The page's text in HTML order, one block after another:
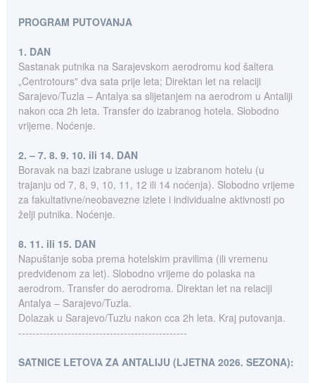
PROGRAM PUTOVANJA
1. DAN
Sastanak putnika na Sarajevskom aerodromu kod šaltera
„Centrotours" dva sata prije leta; Direktan let na relaciji
Sarajevo/Tuzla – Antalya sa slijetanjem na aerodrom u Antaliji
nakon cca 2h leta. Transfer do izabranog hotela. Slobodno
vrijeme. Noćenje.
2. – 7. 8. 9. 10. ili 14. DAN
Boravak na bazi izabrane usluge u izabranom hotelu (u
trajanju od 7, 8, 9, 10, 11, 12 ili 14 noćenja). Slobodno vrijeme
za fakultativne/neobavezne izlete i individualne aktivnosti po
želji putnika. Noćenje.
8. 11. ili 15. DAN
Napuštanje soba prema hotelskim pravilima (ili vremenu
predviđenom za let). Slobodno vrijeme do polaska na
aerodrom. Transfer do aerodroma. Direktan let na relaciji
Antalya – Sarajevo/Tuzla.
Dolazak u Sarajevo/Tuzlu nakon cca 2h leta. Kraj putovanja.
------------------------------------------------
SATNICE LETOVA ZA ANTALIJU (LJETNA 2026. SEZONA):